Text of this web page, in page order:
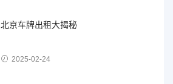
北京车牌出租大揭秘
2025-02-24